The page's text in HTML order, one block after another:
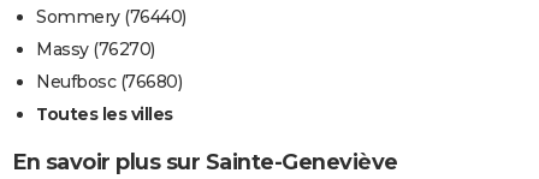
Sommery (76440)
Massy (76270)
Neufbosc (76680)
Toutes les villes
En savoir plus sur Sainte-Geneviève